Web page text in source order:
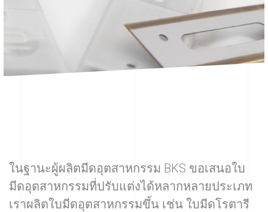
ในฐานะผู้ผลิตมีดอุตสาหกรรม BKS ขอเสนอใบ
มีดอุตสาหกรรมที่ปรับแต่งได้หลากหลายประเภท
เราผลิตใบมีดอุตสาหกรรมขึ้น เช่น ใบมีดโรตารี